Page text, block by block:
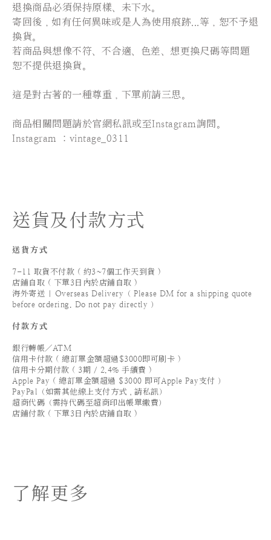
退換商品必須保持原樣、未下水。
寄回後，如有任何異味或是人為使用痕跡...等，恕不予退
換貨。
若商品與想像不符、不合適、色差、想更換尺碼等問題
恕不提供退換貨。
這是對古著的一種尊重，下單前請三思。
商品相關問題請於官網私訊或至Instagram詢問。
Instagram ：vintage_0311
送貨及付款方式
送貨方式
7-11 取貨不付款 ( 約3~7個工作天到貨 )
店鋪自取 ( 下單3日內於店鋪自取 )
海外寄送 | Overseas Delivery（ Please DM for a shipping quote
before ordering. Do not pay directly ）
付款方式
銀行轉帳／ATM
信用卡付款 ( 總訂單金額超過$3000即可刷卡 )
信用卡分期付款 ( 3期 / 2.4% 手續費 )
Apple Pay ( 總訂單金額超過 $3000 即可Apple Pay支付 ）
PayPal（如需其他線上支付方式，請私訊）
超商代碼（需持代碼至超商印出帳單繳費）
店鋪付款 ( 下單3日內於店鋪自取 )
了解更多